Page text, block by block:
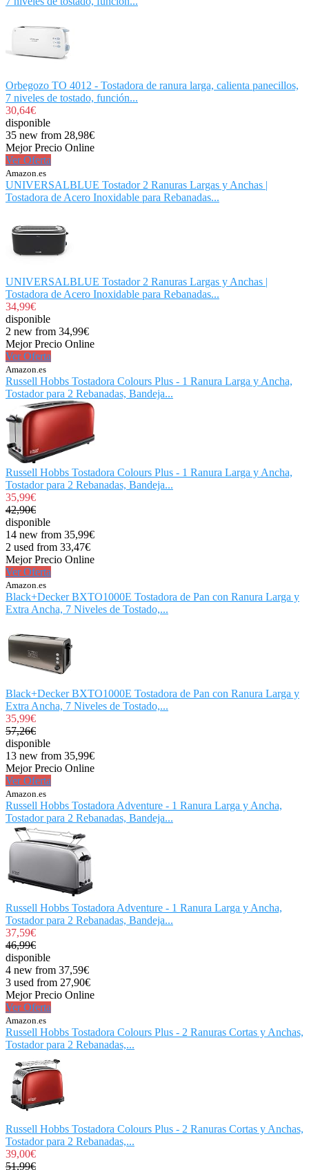
Orbegozo TO 4012 - Tostadora de ranura larga, calienta panecillos,
7 niveles de tostado, función...
30,64€
disponible
35 new from 28,98€
Mejor Precio Online
Ver Oferta
Amazon.es
UNIVERSALBLUE Tostador 2 Ranuras Largas y Anchas |
Tostadora de Acero Inoxidable para Rebanadas...
UNIVERSALBLUE Tostador 2 Ranuras Largas y Anchas |
Tostadora de Acero Inoxidable para Rebanadas...
34,99€
disponible
2 new from 34,99€
Mejor Precio Online
Ver Oferta
Amazon.es
Russell Hobbs Tostadora Colours Plus - 1 Ranura Larga y Ancha,
Tostador para 2 Rebanadas, Bandeja...
Russell Hobbs Tostadora Colours Plus - 1 Ranura Larga y Ancha,
Tostador para 2 Rebanadas, Bandeja...
35,99€
42,90€
disponible
14 new from 35,99€
2 used from 33,47€
Mejor Precio Online
Ver Oferta
Amazon.es
Black+Decker BXTO1000E Tostadora de Pan con Ranura Larga y
Extra Ancha, 7 Niveles de Tostado,...
Black+Decker BXTO1000E Tostadora de Pan con Ranura Larga y
Extra Ancha, 7 Niveles de Tostado,...
35,99€
57,26€
disponible
13 new from 35,99€
Mejor Precio Online
Ver Oferta
Amazon.es
Russell Hobbs Tostadora Adventure - 1 Ranura Larga y Ancha,
Tostador para 2 Rebanadas, Bandeja...
Russell Hobbs Tostadora Adventure - 1 Ranura Larga y Ancha,
Tostador para 2 Rebanadas, Bandeja...
37,59€
46,99€
disponible
4 new from 37,59€
3 used from 27,90€
Mejor Precio Online
Ver Oferta
Amazon.es
Russell Hobbs Tostadora Colours Plus - 2 Ranuras Cortas y Anchas,
Tostador para 2 Rebanadas,...
Russell Hobbs Tostadora Colours Plus - 2 Ranuras Cortas y Anchas,
Tostador para 2 Rebanadas,...
39,00€
51,99€